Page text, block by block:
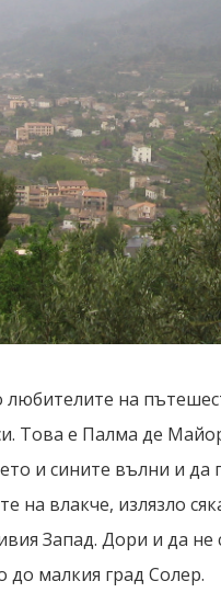
на
Това е Палма де
и сините вълни и да
на влакче, излязло
Запад. Дори и да не
до малкия град Солер.